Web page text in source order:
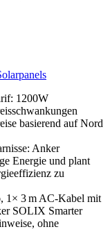
1200W
basierend auf Nord
Anker
Energie und plant
zu
1× 3 m AC-Kabel mit
SOLIX Smarter
ohne